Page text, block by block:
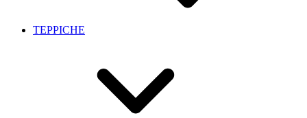
TEPPICHE